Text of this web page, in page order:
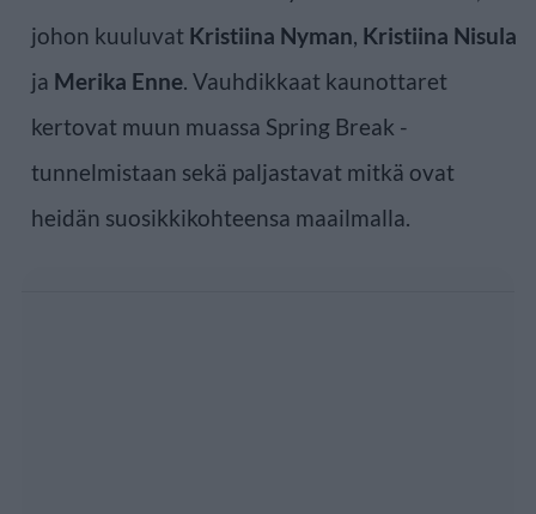
johon kuuluvat Kristiina Nyman, Kristiina Nisula
ja Merika Enne. Vauhdikkaat kaunottaret
kertovat muun muassa Spring Break -
tunnelmistaan sekä paljastavat mitkä ovat
heidän suosikkikohteensa maailmalla.